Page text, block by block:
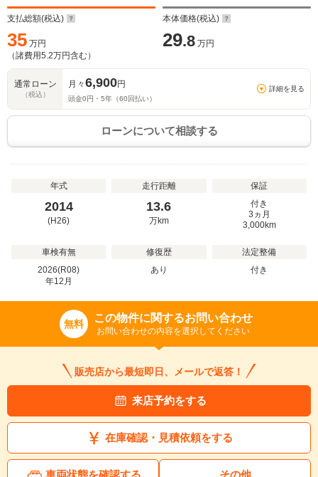
支払総額(税込)
35 万円
（諸費用5.2万円含む）
本体価格(税込)
29.8 万円
通常ローン
（税込）
月々6,900円
頭金0円・ 5年（60 回払い）
詳細を見る
ローンについて相談する
年式
2014
(H26)
走行距離
13.6
万km
保証
付き
3ヵ月
3,000km
車検有無
2026(R08)
年12 月
修復歴
あり
法定整備
付き
無料 この物件に関するお問い合わせ
お問い合わせの内容を選択してください
販売店から最短即日、メールで返答！
来店予約をする
在庫確認・見積依頼をする
車両状態を確認する その他